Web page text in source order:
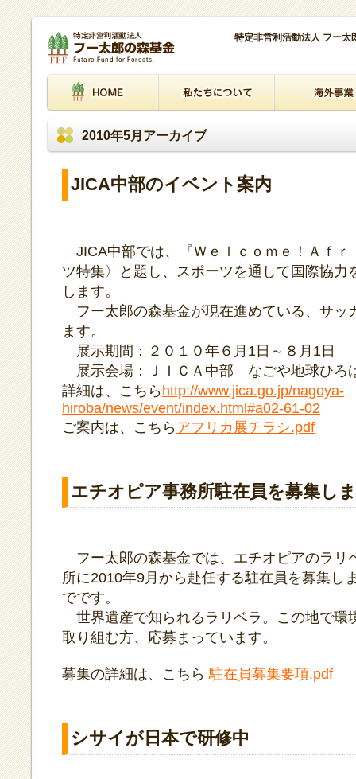
特定非営利活動法人 フー
2010年5月アーカイブ
JICA中部のイベント案内
JICA中部では、『Ｗｅｌｃｏｍｅ！Ａｆｒ
ツ特集〉と題し、スポーツを通して国際協力
します。
フー太郎の森基金が現在進めている、サッ
ます。
展示期間：２０１０年６月1日～８月1日
展示会場：ＪＩＣＡ中部 なごや地球ひろ
詳細は、こちらhttp://www.jica.go.jp/nagoya-
hiroba/news/event/index.html#a02-61-02
ご案内は、こちらアフリカ展チラシ.pdf
エチオピア事務所駐在員を募集し
フー太郎の森基金では、エチオピアのラリ
所に2010年9月から赴任する駐在員を募集し
でです。
世界遺産で知られるラリベラ。この地で環
取り組む方、応募まっています。
募集の詳細は、こちら駐在員募集要項.pdf
シサイが日本で研修中